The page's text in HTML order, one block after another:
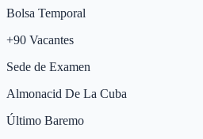
Bolsa Temporal
+90 Vacantes
Sede de Examen
Almonacid De La Cuba
Último Baremo